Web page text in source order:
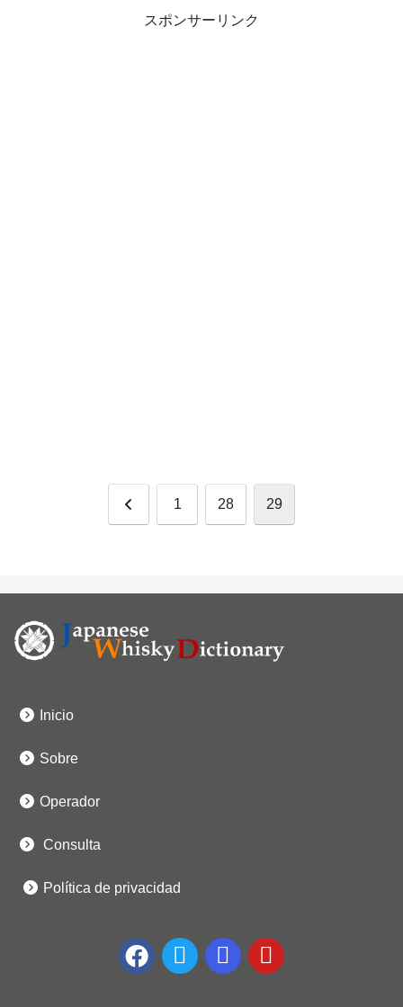
スポンサーリンク
Anterior 1 28 29
Inicio
Sobre
Operador
Consulta
Política de privacidad